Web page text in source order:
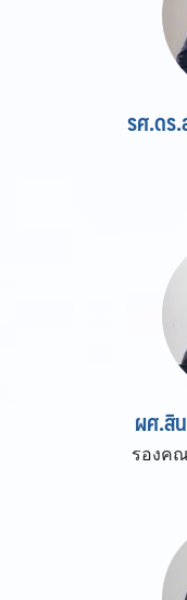
รศ.ด
ผศ.สิ
รองค